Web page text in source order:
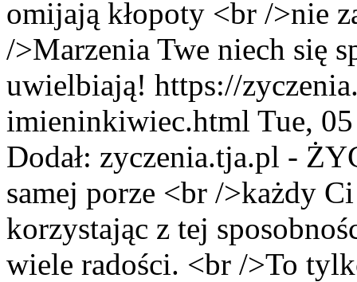
omijają kłopoty <br />nie
/>Marzenia Twe niech się
uwielbiają! https://
imieninkiwiec.html Tue,
Dodał: zyczenia.tja.pl -
samej porze <br />każdy
korzystając z tej
wiele radości. <br />To